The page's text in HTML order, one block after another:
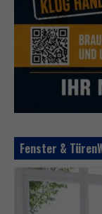
Fenster &